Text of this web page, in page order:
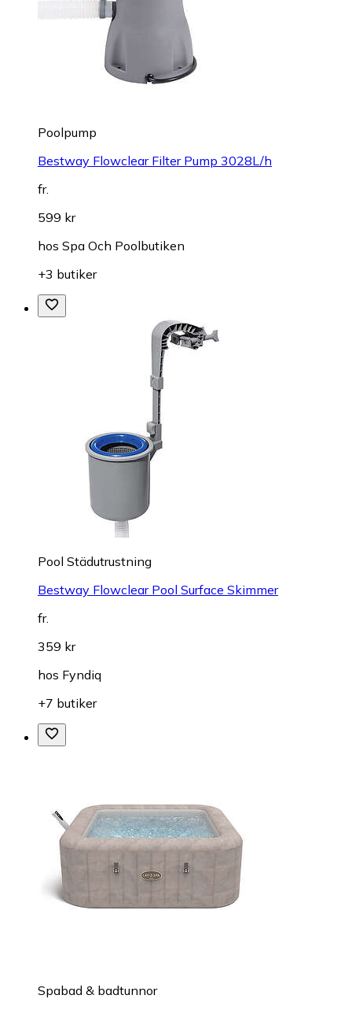
Poolpump
Bestway Flowclear Filter Pump 3028L/h
fr.
599 kr
hos Spa Och Poolbutiken
+3 butiker
Pool Städutrustning
Bestway Flowclear Pool Surface Skimmer
fr.
359 kr
hos Fyndiq
+7 butiker
Spabad & badtunnor